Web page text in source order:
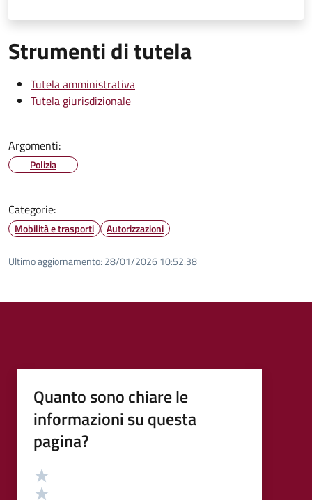
Strumenti di tutela
Tutela amministrativa
Tutela giurisdizionale
Argomenti:
Polizia
Categorie:
Mobilità e trasporti Autorizzazioni
Ultimo aggiornamento: 28/01/2026 10:52.38
Quanto sono chiare le
informazioni su questa
pagina?
Valutazione